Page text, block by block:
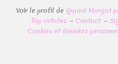
Voir le profil de Quand Margot
Top articles
Contact
Cookies et données